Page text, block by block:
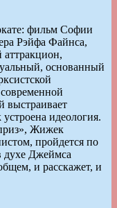
фильм Софии
Рэйфа Файнса,
аттракцион,
основанный
выстраивает
идеология.
Жижек
пройдется по
духе Джеймса
и расскажет, и